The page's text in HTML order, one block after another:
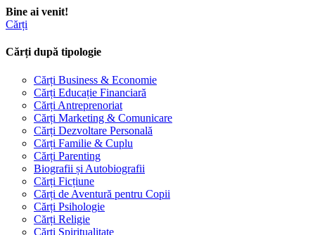
Bine ai venit!
Cărți
Cărți după tipologie
Cărți Business & Economie
Cărți Educație Financiară
Cărți Antreprenoriat
Cărți Marketing & Comunicare
Cărți Dezvoltare Personală
Cărți Familie & Cuplu
Cărți Parenting
Biografii și Autobiografii
Cărți Ficțiune
Cărți de Aventură pentru Copii
Cărți Psihologie
Cărți Religie
Cărți Spiritualitate